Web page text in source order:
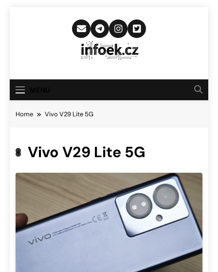
Infoek.cz
Novinkám
Home Vivo V29 Lite 5G
Vivo V29 Lite 5G